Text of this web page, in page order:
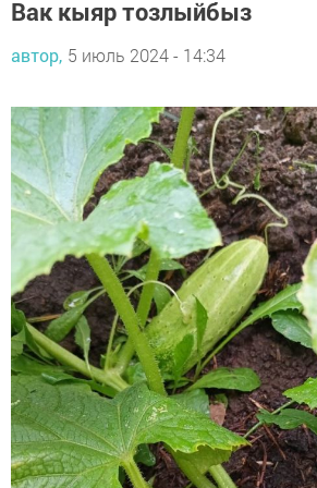
Вак кыяр тозлыйбыз
автор, 5 июль 2024 - 14:34